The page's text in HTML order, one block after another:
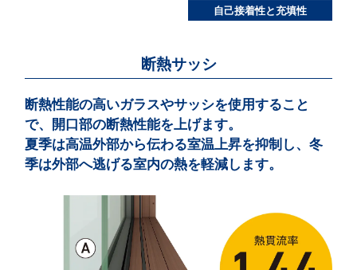
自己接着性と充填性
断熱サッシ
断熱性能の高いガラスやサッシを使用すること
で、開口部の断熱性能を上げます。
夏季は高温外部から伝わる室温上昇を抑制し、冬
季は外部へ逃げる室内の熱を軽減します。